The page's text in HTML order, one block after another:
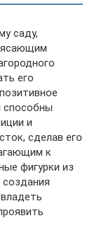
саду,
его
способны
и
сделав его
к
фигурки из